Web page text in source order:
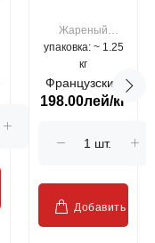
Жареный
цыпленок
упаковка: ~ 1.25
кг
Французский
гриль, кг
198.00лей/кг
Добавить